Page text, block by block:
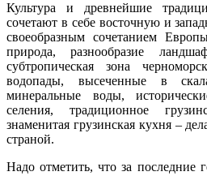
Культура и древнейшие
сочетают в себе восточную и
своеобразным сочетанием
природа, разнообразие
субтропическая зона
водопады, высеченные в
минеральные воды,
селения, традиционное
знаменитая грузинская кухня –
страной.
Надо отметить, что за последние